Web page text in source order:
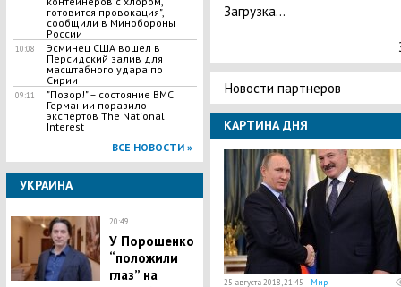
готовится провокация", –
сообщили в Минобороны
России
10:08
Эсминец США вошел в
Персидский залив для
масштабного удара по
Сирии
09:11
"Позор!" – состояние ВМС
Германии поразило
экспертов The National
Interest
ВСЕ НОВОСТИ »
УКРАИНА
20:49
У Порошенко
“положили
глаз” на
Загрузка...
Новости партнеров
КАРТИНА ДНЯ
25 августа 2018, 21:45 —Мир